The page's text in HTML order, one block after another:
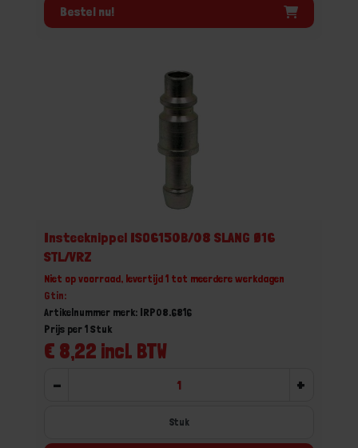
Bestel nu!
Insteeknippel ISO6150B/08 SLANG Ø16
STL/VRZ
Niet op voorraad, levertijd 1 tot meerdere werkdagen
Gtin:
Artikelnummer merk: IRP08.6816
€ 8,22 incl. BTW
Prijs per 1 Stuk
- +
Stuk